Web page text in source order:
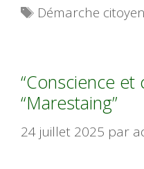
Étiquettes
Démarche
“Conscience et
“Marestaing”
24 juillet 2025 par